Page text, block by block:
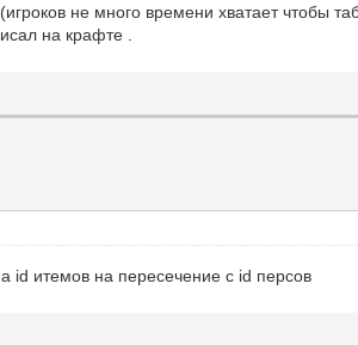
не много времени хватает чтобы
на крафте .
а id итемов на пересечение с id персов